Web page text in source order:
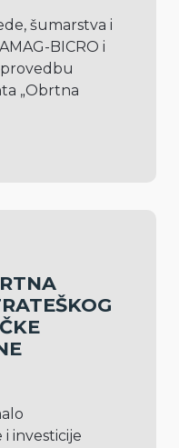
šumarstva i
BICRO i
„Obrtna
i investicije